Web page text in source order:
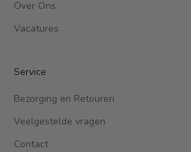
Over Ons
Vacatures
Service
Bezorging en Retouren
Veelgestelde vragen
Contact